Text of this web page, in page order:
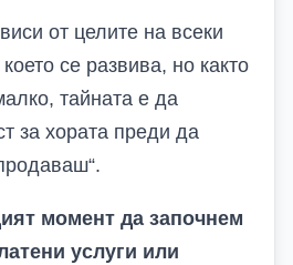
от целите на всеки
се развива, но както
тайната е да
за хората преди да
момент да започнем
услуги или